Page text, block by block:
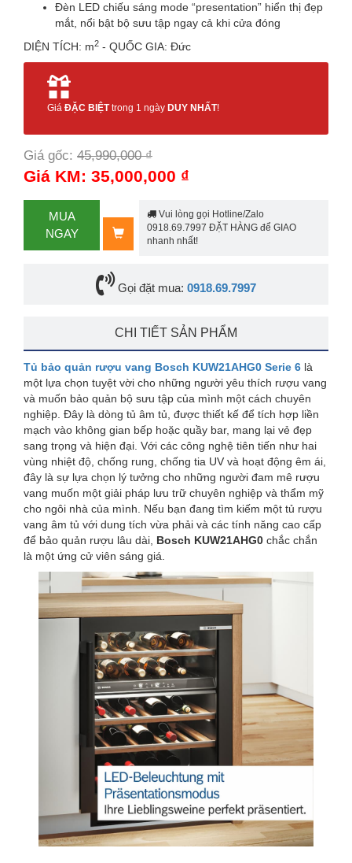
Đèn LED chiếu sáng mode “presentation” hiển thị đẹp
mắt, nổi bật bộ sưu tập ngay cả khi cửa đóng
DIỆN TÍCH: m2 - QUỐC GIA: Đức
Giá ĐẶC BIỆTtrong 1 ngày DUY NHẤT!
Giá gốc: 45,990,000 ₫
Giá KM: 35,000,000 ₫
MUA
NGAY
Vui lòng gọi Hotline/Zalo
0918.69.7997 ĐẶT HÀNG để GIAO
nhanh nhất!
Gọi đặt mua: 0918.69.7997
CHI TIẾT SẢN PHẨM
Tủ bảo quản rượu vang Bosch KUW21AHG0 Serie 6 là
một lựa chọn tuyệt vời cho những người yêu thích rượu vang
và muốn bảo quản bộ sưu tập của mình một cách chuyên
nghiệp. Đây là dòng tủ âm tủ, được thiết kế để tích hợp liền
mạch vào không gian bếp hoặc quầy bar, mang lại vẻ đẹp
sang trọng và hiện đại. Với các công nghệ tiên tiến như hai
vùng nhiệt độ, chống rung, chống tia UV và hoạt động êm ái,
đây là sự lựa chọn lý tưởng cho những người đam mê rượu
vang muốn một giải pháp lưu trữ chuyên nghiệp và thẩm mỹ
cho ngôi nhà của mình. Nếu bạn đang tìm kiếm một tủ rượu
vang âm tủ với dung tích vừa phải và các tính năng cao cấp
để bảo quản rượu lâu dài, Bosch KUW21AHG0 chắc chắn
là một ứng cử viên sáng giá.